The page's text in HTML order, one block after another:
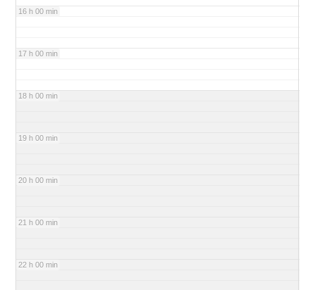
16 h 00 min
17 h 00 min
18 h 00 min
19 h 00 min
20 h 00 min
21 h 00 min
22 h 00 min